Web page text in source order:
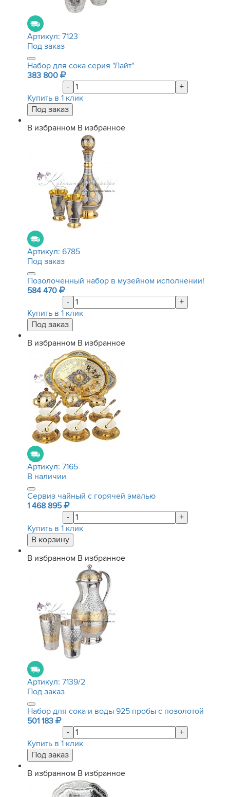
Артикул: 7123
Под заказ
Набор для сока серия "Лайт"
383 800
-
+
Купить в 1 клик
В избранном В избранное
Артикул: 6785
Под заказ
Позолоченный набор в музейном исполнении!
584 470
-
+
Купить в 1 клик
В избранном В избранное
Артикул: 7165
В наличии
Сервиз чайный с горячей эмалью
1 468 895
-
+
Купить в 1 клик
В избранном В избранное
Артикул: 7139/2
Под заказ
Набор для сока и воды 925 пробы с позолотой
501 183
-
+
Купить в 1 клик
В избранном В избранное